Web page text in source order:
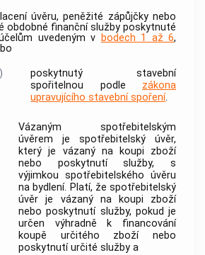
úvěru, peněžité zápůjčky nebo
obdobné finanční služby poskytnuté
uvedeným v bodech 1 až 6,
poskytnutý stavební
spořitelnou podle zákona
upravujícího stavební spoření.
Vázaným spotřebitelským
úvěrem jespotřebitelský úvěr,
který je vázaný na koupi zboží
nebo poskytnutí služby, s
výjimkouspotřebitelského úvěru
na bydlení. Platí, že spotřebitelský
úvěr je vázaný na koupi zboží
nebo poskytnutí služby, pokud je
určen výhradně k financování
koupě určitého zboží nebo
poskytnutí určité služby a